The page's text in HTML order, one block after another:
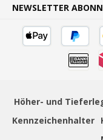
Schnelle und
NEWSLETTER
Höher- und
Kennzeichenhalter